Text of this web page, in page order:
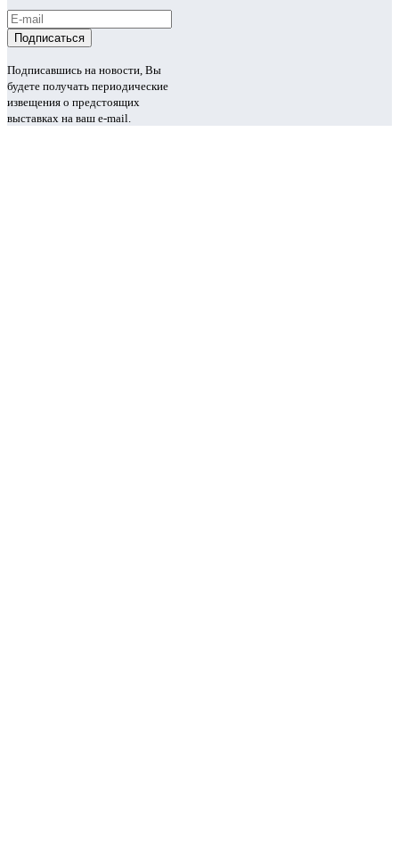
Подписавшись на новости, Вы
будете получать периодические
извещения о предстоящих
выставках на ваш e-mail.